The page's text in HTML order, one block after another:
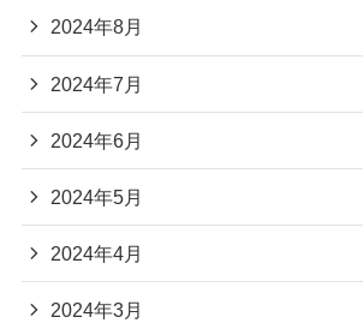
2024年8月
2024年7月
2024年6月
2024年5月
2024年4月
2024年3月